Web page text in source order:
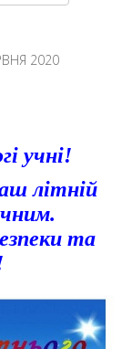
2020
учні!
літній
та